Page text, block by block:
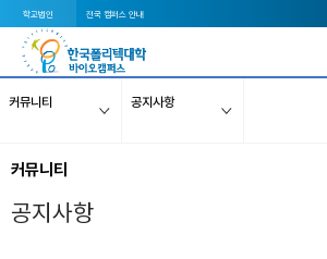
학교법인 전국 캠퍼스 안내
커뮤니티 공지사항
커뮤니티
공지사항